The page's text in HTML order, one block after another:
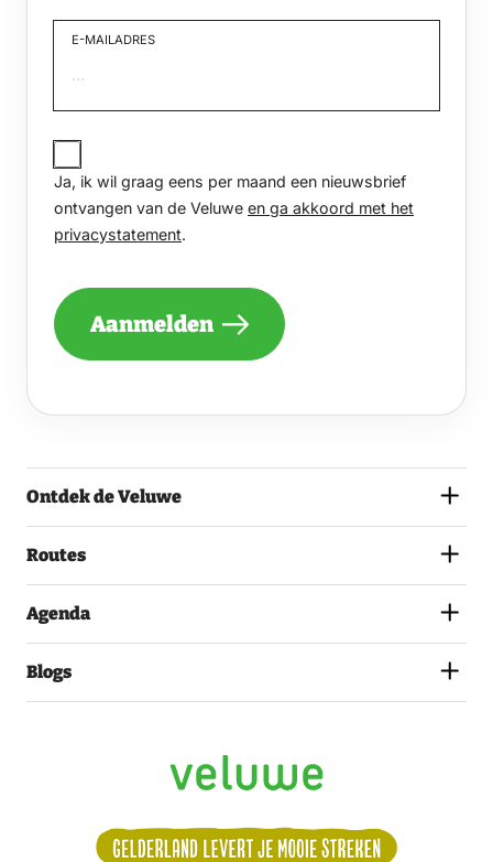
E-MAILADRES
JA,
IK
WIL
GRAAG
EENS
PER
EEN
ONTVANGEN
EN
HET
Ja, ik wil graag eens per maand een nieuwsbrief
ontvangen van de Veluwe en ga akkoord met het
privacystatement.
Aanmelden
Ontdek de Veluwe
Routes
Agenda
Blogs